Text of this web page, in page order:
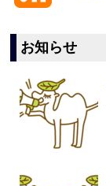
お知らせ